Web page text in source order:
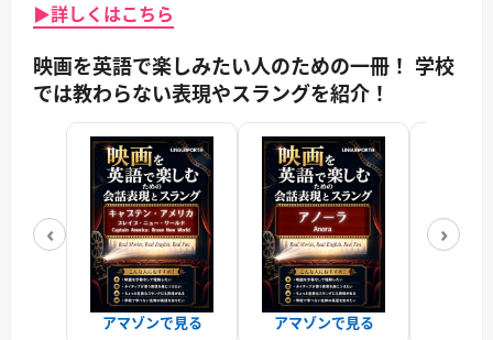
▶詳しくはこちら
映画を英語で楽しみたい人のための一冊！ 学校
では教わらない表現やスラングを紹介！
‹
アマゾンで見る アマゾンで見る
›